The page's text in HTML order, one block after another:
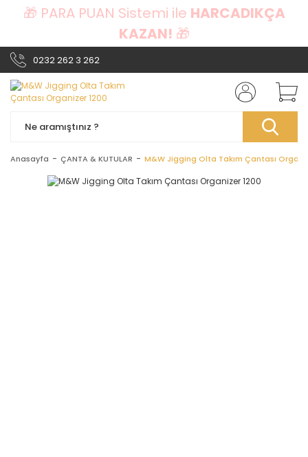
🎁 PARA PUAN Sistemi ile HARCADIKÇA
KAZAN! 🎁
0232 262 3 262
Anasayfa ÇANTA & KUTULAR M&W Jigging Olta Takım Çantası